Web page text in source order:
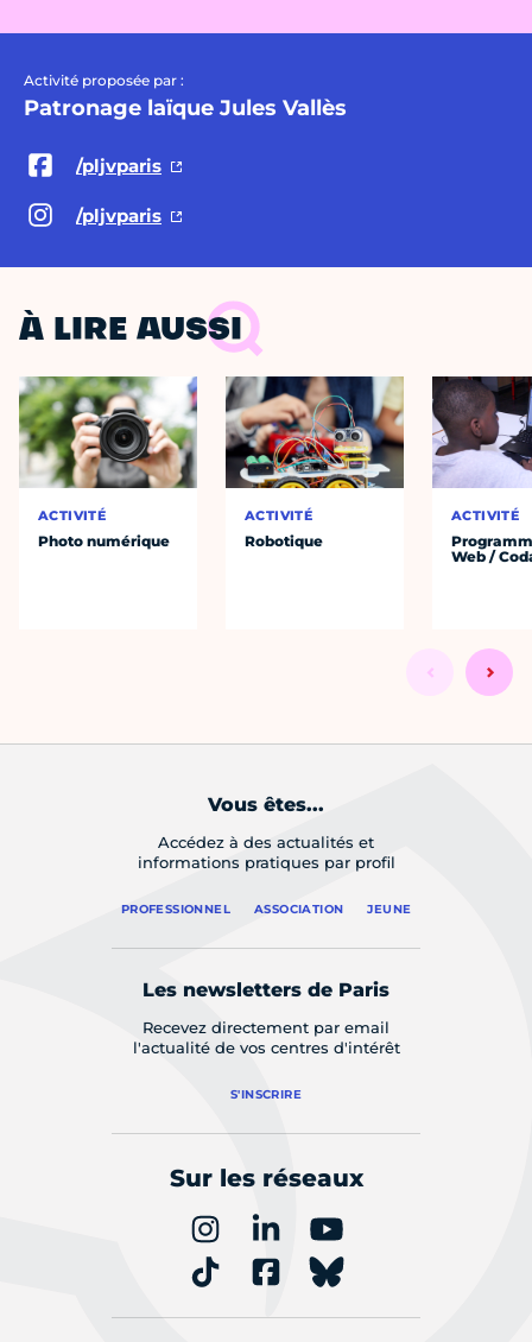
Activité proposée par :
Patronage laïque Jules Vallès
/pljvparis
/pljvparis
À LIRE AUSSI
ACTIVITÉ
Photo numérique
ACTIVITÉ
Robotique
ACTIVITÉ
Web /
Vous êtes...
Accédez à des actualités et
informations pratiques par profil
PROFESSIONNEL ASSOCIATION JEUNE
Les newsletters de Paris
Recevez directement par email
l'actualité de vos centres d'intérêt
S'INSCRIRE
Sur les réseaux